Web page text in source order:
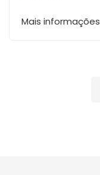
Mais informações